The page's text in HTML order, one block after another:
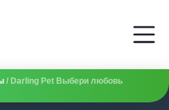
/ Darling Pet Выбери любовь